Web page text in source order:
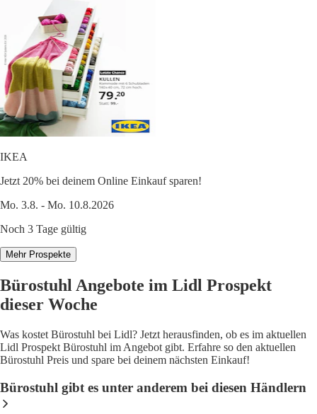
IKEA
Jetzt 20% bei deinem Online Einkauf sparen!
Mo. 3.8. - Mo. 10.8.2026
Noch 3 Tage gültig
Mehr Prospekte
Bürostuhl Angebote im Lidl Prospekt
dieser Woche
Was kostet Bürostuhl bei Lidl? Jetzt herausfinden, ob es im aktuellen
Lidl Prospekt Bürostuhl im Angebot gibt. Erfahre so den aktuellen
Bürostuhl Preis und spare bei deinem nächsten Einkauf!
Bürostuhl gibt es unter anderem bei diesen Händlern